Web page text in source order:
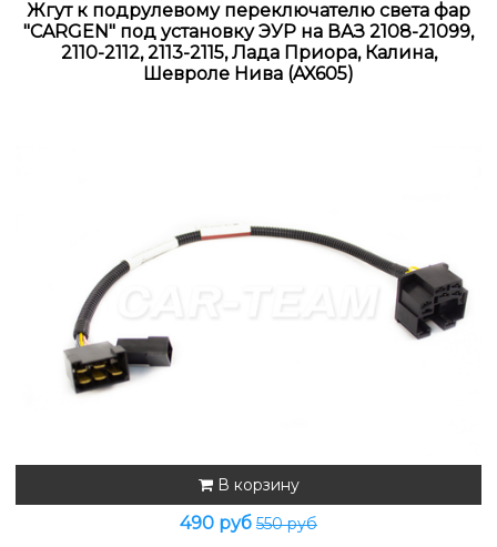
Жгут к подрулевому переключателю света фар
"CARGEN" под установку ЭУР на ВАЗ 2108-21099,
2110-2112, 2113-2115, Лада Приора, Калина,
Шевроле Нива (AX605)
В корзину
490 руб 550 руб